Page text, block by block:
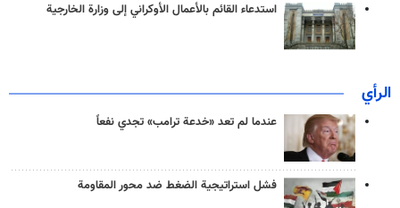
استدعاء القائم بالأعمال الأوكراني إلى وزارة الخارجية
الرأي
عندما لم تعد «خدعة ترامب» تجدي نفعاً
فشل استراتيجية الضغط ضد محور المقاومة